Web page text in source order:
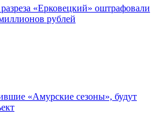
«Ерковецкий» оштрафовали
рублей
«Амурские сезоны», будут